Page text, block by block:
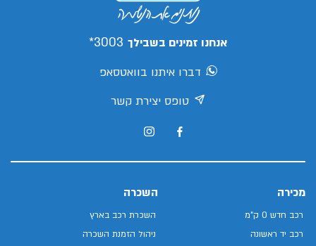
אנחנו זמינים בשבילך 3003*
דברו איתנו בוואטסאפ
טופס יצירת קשר
מכירה
רכב חדש 0 ק"מ
רכב יד ראשונה
השכרה
השכרת רכב בארץ
ניהול הזמנת השכרה